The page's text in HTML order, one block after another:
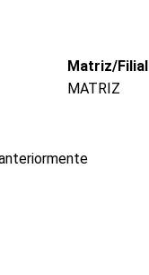
Matriz/Filial
MATRIZ